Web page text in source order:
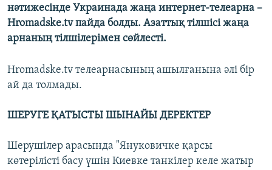
нәтижесінде Украинада жаңа интернет-телеарна –
Hromadske.tv пайда болды. Азаттық тілшісі жаңа
арнаның тілшілерімен сөйлесті.
Hromadske.tv телеарнасының ашылғанына әлі бір
ай да толмады.
ШЕРУГЕ ҚАТЫСТЫ ШЫНАЙЫ ДЕРЕКТЕР
Шерушілер арасында "Януковичке қарсы
көтерілісті басу үшін Киевке танкілер келе жатыр